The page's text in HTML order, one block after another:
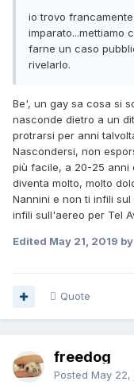
io trovo
imparato...mettiamo
farne un caso
rivelarlo.
Be', un gay sa cosa si
nasconde dietro a un
protrarsi per anni
Nascondersi, non
più facile, a 20-25 anni
diventa molto, molto
Nannini e non ti infili
infili sull'aereo per Tel
Edited May 21, 2019
Quote
freedog
Posted May 22,